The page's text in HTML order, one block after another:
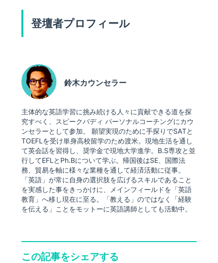
登壇者プロフィール
鈴木カウンセラー
主体的な英語学習に挑み続ける人々に貢献できる道を探
究すべく、スピークバディ パーソナルコーチングにカウ
ンセラーとして参加。 願望実現のために手探りでSATと
TOEFLを受け単身高校留学のため渡米。現地生活を通し
て英会話を習得し、奨学金で現地大学進学。B.S専攻と並
行してEFLとPh.Bについて学ぶ。帰国後はSE、国際法
務、貿易を軸に様々な業種を通して経済活動に従事。
「英語」が常に自身の選択肢を広げるスキルであること
を実感した事をきっかけに、メインフィールドを「英語
教育」へ移し現在に至る。「教える」のではなく「経験
を伝える」ことをモットーに英語講師としても活動中。
この記事をシェアする